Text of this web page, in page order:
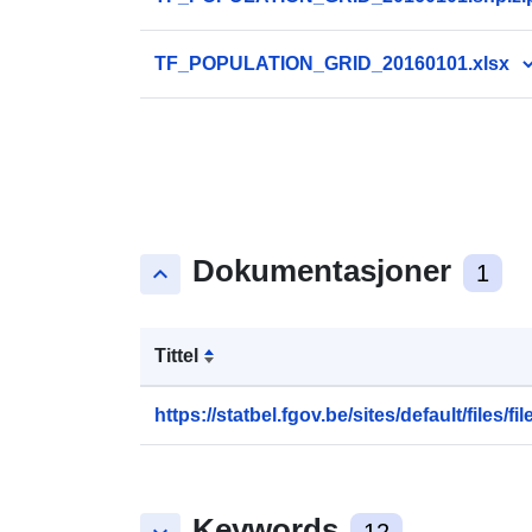
TF_POPULATION_GRID_20160101.xlsx
keyboard_arrow_up Dokumentasjoner 1
Tittel
https://statbel.fgov.be/sites/default/files/